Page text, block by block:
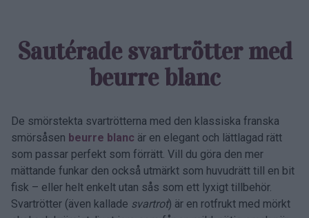
Sautérade svartrötter med
beurre blanc
De smörstekta svartrötterna med den klassiska franska
smörsåsen beurre blanc är en elegant och lättlagad rätt
som passar perfekt som förrätt. Vill du göra den mer
mättande funkar den också utmärkt som huvudrätt till en bit
fisk – eller helt enkelt utan sås som ett lyxigt tillbehör.
Svartrötter (även kallade svartrot) är en rotfrukt med mörkt